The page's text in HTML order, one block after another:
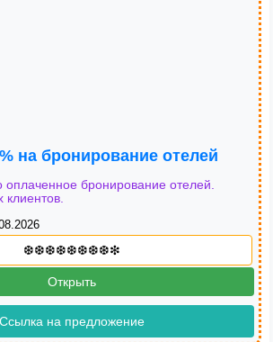
на бронирование отелей
бронирование отелей.
клиентов.
Открыть
Ссылка на предложение